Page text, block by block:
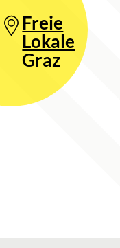
Freie
Lokale
Graz